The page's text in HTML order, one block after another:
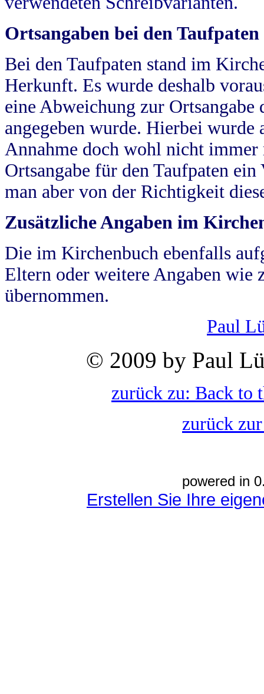
Ortsangaben bei den Taufpaten
Bei den Taufpaten stand im
Herkunft. Es wurde deshalb
eine Abweichung zur
angegeben wurde. Hierbei wurde
Annahme doch wohl nicht
Ortsangabe für den Taufpaten
man aber von der Richtigkeit
Zusätzliche Angaben im
Die im Kirchenbuch ebenfalls
Eltern oder weitere Angaben wie
übernommen.
Paul
© 2009 by Paul
zurück zu: Back to
zurück
powered in
Erstellen Sie Ihre